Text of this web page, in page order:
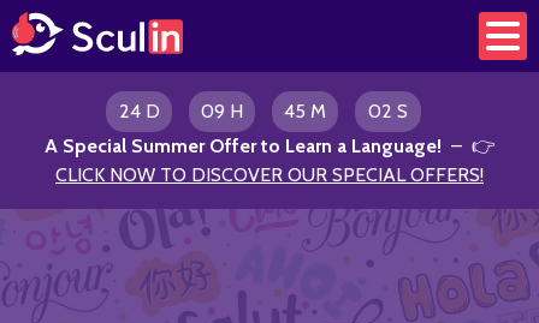
24 D 09 H 45 M
02 S
A Special Summer Offer to Learn a Language! – 👉
CLICK NOW TO DISCOVER OUR SPECIAL OFFERS!